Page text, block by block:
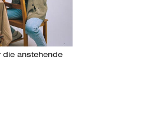
die anstehende